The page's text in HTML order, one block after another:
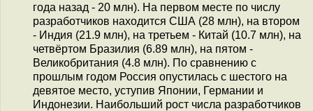
года назад - 20 млн). На первом месте по числу
разработчиков находится США (28 млн), на втором
- Индия (21.9 млн), на третьем - Китай (10.7 млн), на
четвёртом Бразилия (6.89 млн), на пятом -
Великобритания (4.8 млн). По сравнению с
прошлым годом Россия опустилась с шестого на
девятое место, уступив Японии, Германии и
Индонезии. Наибольший рост числа разработчиков